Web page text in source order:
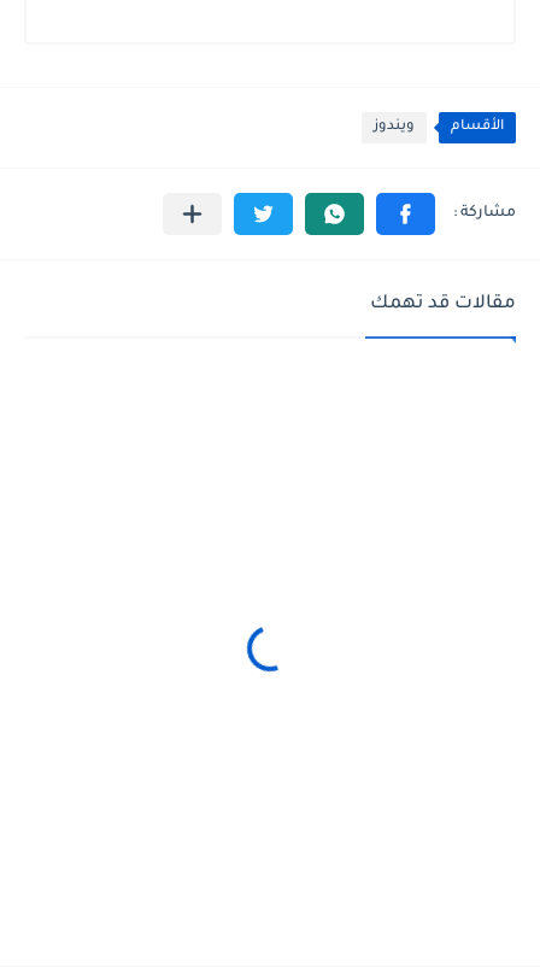
الأقسام ويندوز
مقالات قد تهمك